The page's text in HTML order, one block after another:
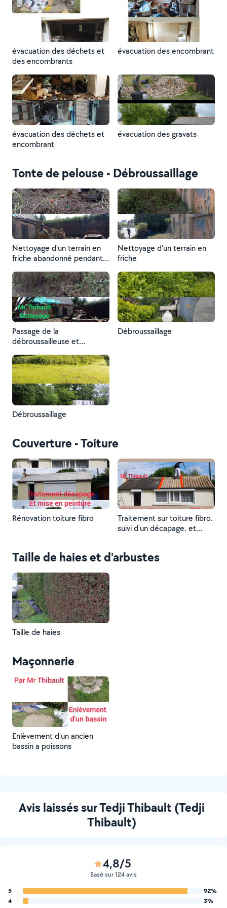
évacuation des déchets et
des encombrants
évacuation des encombrant
évacuation des déchets et
encombrant
évacuation des gravats
Tonte de pelouse - Débroussaillage
Nettoyage d'un terrain en
friche abandonné pendant
Nettoyage d'un terrain en
friche
Passage de la
débroussailleuse et
terrain en friche
Débroussaillage
Débroussaillage
Couverture - Toiture
Rénovation toiture fibro
Traitement sur toiture fibro.
suivi d'un décapage. et
Taille de haies et d'arbustes
Taille de haies
Maçonnerie
Enlèvement d'un ancien
bassin a poissons
Avis laissés sur Tedji Thibault (Tedji
Thibault)
4,8/5
Basé sur 124 avis
5
92%
4
3%